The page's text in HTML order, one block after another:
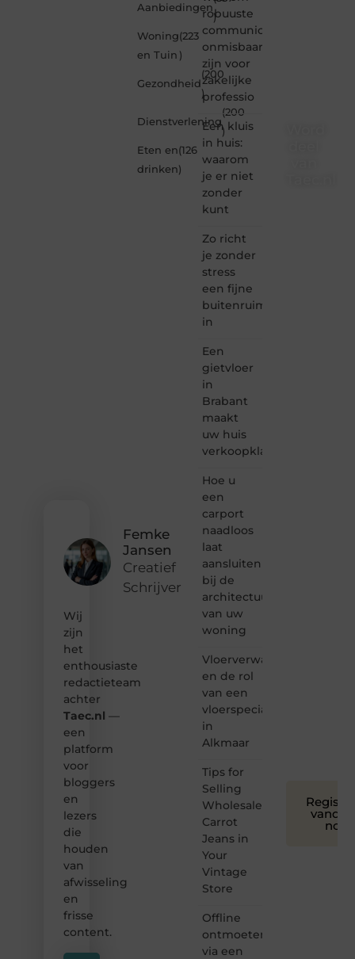
Femke
Jansen
Creatief
Schrijver
Wij
zijn
het
enthousiaste
redactieteam
achter
Taec.nl —
een
platform
voor
bloggers
en
lezers
die
houden
van
afwisseling
en
frisse
content.
Aanbiedingen
)
Woning
en Tuin
(223
)
Gezondheid
(200
)
Dienstverlening
(200
)
Eten en
drinken
(126
)
robuuste
communicatiemiddelen
onmisbaar
zijn voor
zakelijke
professio
Een kluis
in huis:
waarom
je er niet
zonder
kunt
Zo richt
je zonder
stress
een fijne
buitenruimte
in
Een
gietvloer
in
Brabant
maakt
uw huis
verkoopklaar
Hoe u
een
carport
naadloos
laat
aansluiten
bij de
architectuur
van uw
woning
Vloerverwarming
en de rol
van een
vloerspecialist
in
Alkmaar
Tips for
Selling
Wholesale
Carrot
Jeans in
Your
Vintage
Store
Offline
ontmoeten
via een
nog